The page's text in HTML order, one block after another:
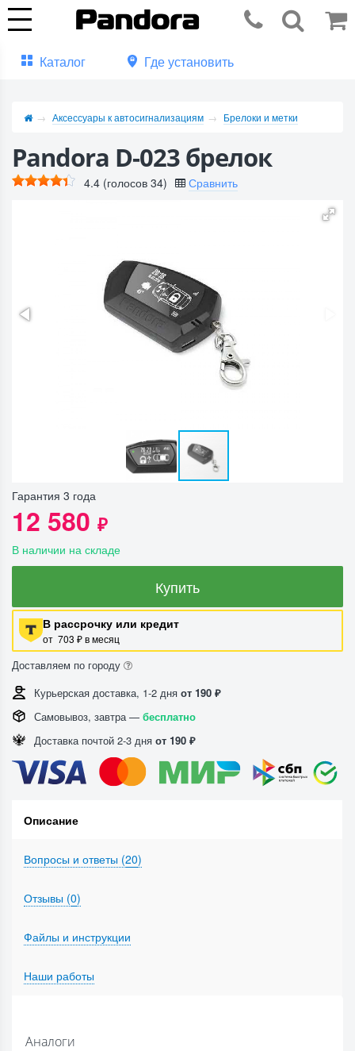
Каталог Где установить
Аксессуары к автосигнализациям Брелоки и метки
Pandora D-023 брелок
4.4 (голосов34) Сравнить
Гарантия 3 года
12 580 ₽
В наличии на складе
Купить
В рассрочку или кредит
от 703 ₽ в месяц
Доставляем по городу
Курьерская доставка, 1-2 дня от 190 ₽
Самовывоз, завтра — бесплатно
Доставка почтой 2-3 дня от 190 ₽
Описание
Вопросы и ответы (20)
Отзывы (0)
Файлы и инструкции
Наши работы
Аналоги